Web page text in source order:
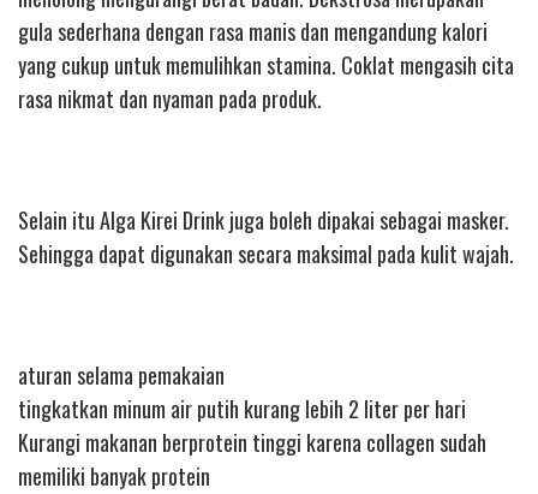
gula sederhana dengan rasa manis dan mengandung kalori
yang cukup untuk memulihkan stamina. Coklat mengasih cita
rasa nikmat dan nyaman pada produk.
Selain itu Alga Kirei Drink juga boleh dipakai sebagai masker.
Sehingga dapat digunakan secara maksimal pada kulit wajah.
aturan selama pemakaian
tingkatkan minum air putih kurang lebih 2 liter per hari
Kurangi makanan berprotein tinggi karena collagen sudah
memiliki banyak protein